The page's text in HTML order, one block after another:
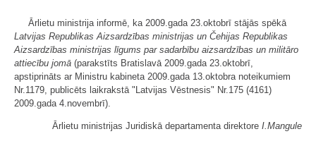
Ārlietu ministrija informē, ka 2009.gada 23.oktobrī stājās spēkā
Latvijas Republikas Aizsardzības ministrijas un Čehijas Republikas
Aizsardzības ministrijas līgums par sadarbību aizsardzības un militāro
attiecību jomā (parakstīts Bratislavā 2009.gada 23.oktobrī,
apstiprināts ar Ministru kabineta 2009.gada 13.oktobra noteikumiem
Nr.1179, publicēts laikrakstā "Latvijas Vēstnesis" Nr.175 (4161)
2009.gada 4.novembrī).
Ārlietu ministrijas Juridiskā departamenta direktore I.Mangule